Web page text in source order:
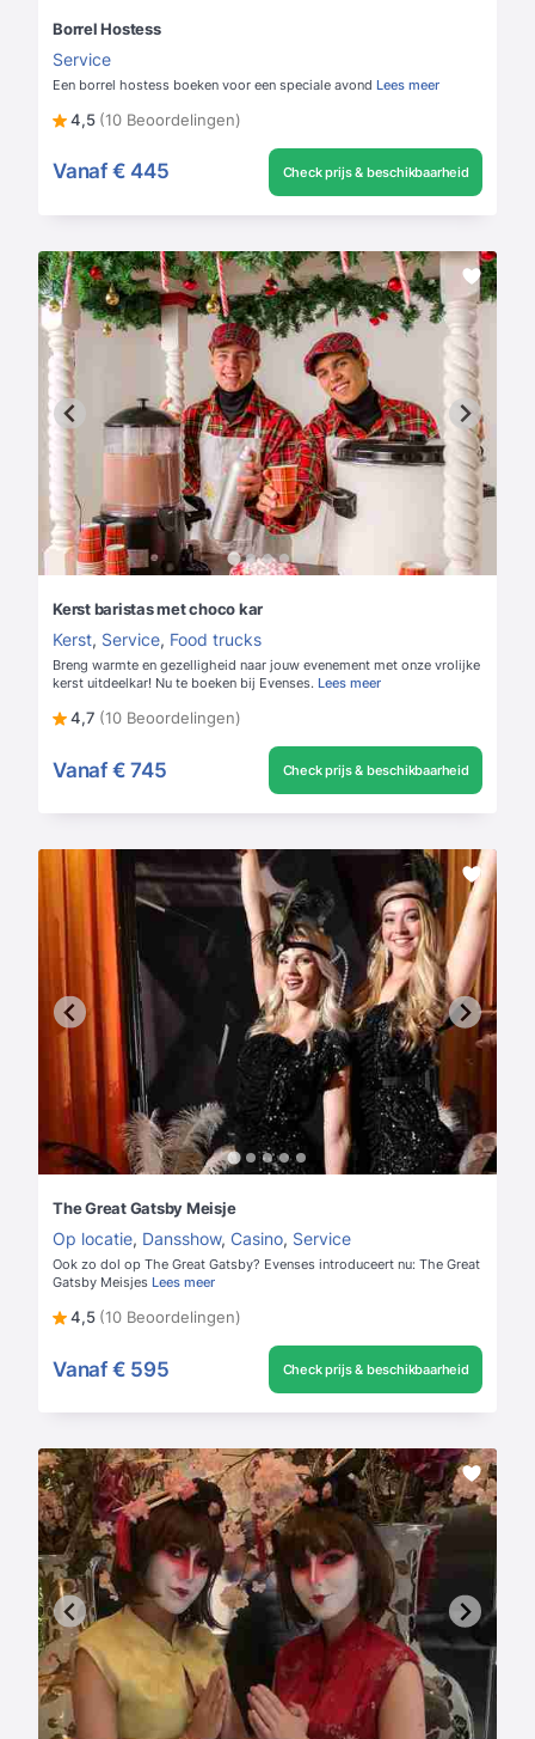
Borrel Hostess
Service
Een borrel hostess boeken voor een speciale avond Lees meer
4,5 (10 Beoordelingen)
Vanaf € 445 Check prijs & beschikbaarheid
Kerst baristas met choco kar
Kerst, Service, Food trucks
Breng warmte en gezelligheid naar jouw evenement met onze vrolijke
kerst uitdeelkar! Nu te boeken bij Evenses. Lees meer
4,7 (10 Beoordelingen)
Vanaf € 745 Check prijs & beschikbaarheid
The Great Gatsby Meisje
Op locatie, Dansshow, Casino, Service
Ook zo dol op The Great Gatsby? Evenses introduceert nu: The Great
Gatsby Meisjes Lees meer
4,5 (10 Beoordelingen)
Vanaf € 595 Check prijs & beschikbaarheid